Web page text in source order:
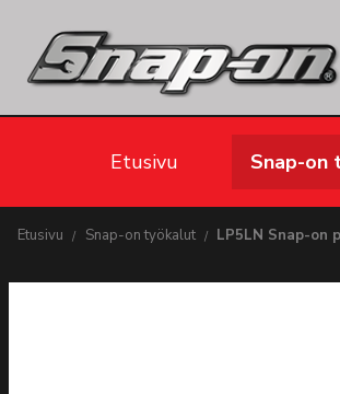
Etusivu Snap-on
Etusivu Snap-on työkalut LP5LN Snap-on